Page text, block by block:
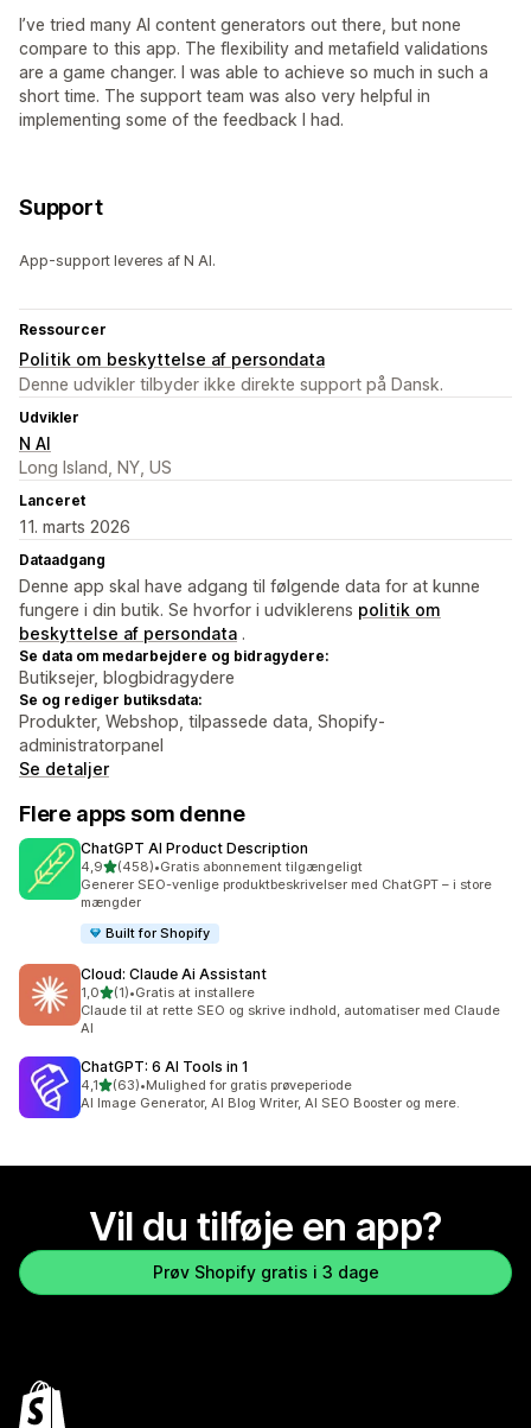
I’ve tried many AI content generators out there, but none
compare to this app. The flexibility and metafield validations
are a game changer. I was able to achieve so much in such a
short time. The support team was also very helpful in
implementing some of the feedback I had.
Support
App-support leveres af N AI.
Ressourcer
Politik om beskyttelse af persondata
Denne udvikler tilbyder ikke direkte support på Dansk.
Udvikler
N AI
Long Island, NY, US
Lanceret
11. marts 2026
Dataadgang
Denne app skal have adgang til følgende data for at kunne
fungere i din butik. Se hvorfor i udviklerens politik om
beskyttelse af persondata .
Se data om medarbejdere og bidragydere:
Butiksejer, blogbidragydere
Se og rediger butiksdata:
Produkter, Webshop, tilpassede data, Shopify-
administratorpanel
Se detaljer
Flere apps som denne
ChatGPT AI Product Description
4,9ud af 5 stjerner
(458)
458 anmeldelser i alt
•Gratis abonnement tilgængeligt
Generer SEO-venlige produktbeskrivelser med ChatGPT – i store
mængder
Built for Shopify
Cloud: Claude Ai Assistant
1,0ud af 5 stjerner
(1)
1 anmeldelser i alt
•Gratis at installere
Claude til at rette SEO og skrive indhold, automatiser med Claude
AI
ChatGPT: 6 AI Tools in 1
4,1ud af 5 stjerner
(63)
63 anmeldelser i alt
•Mulighed for gratis prøveperiode
AI Image Generator, AI Blog Writer, AI SEO Booster og mere.
Vil du tilføje en app?
Prøv Shopify gratis i 3 dage